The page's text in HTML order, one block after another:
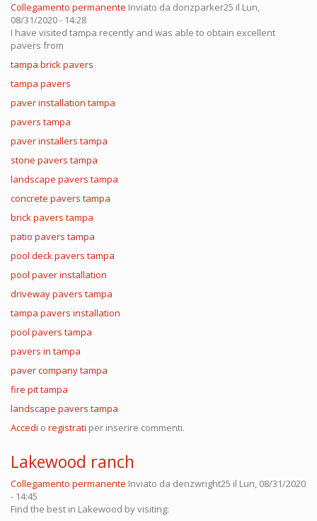
Collegamento permanente Inviato da donzparker25 il Lun,
08/31/2020 - 14:28
I have visited tampa recently and was able to obtain excellent
pavers from
tampa brick pavers
tampa pavers
paver installation tampa
pavers tampa
paver installers tampa
stone pavers tampa
landscape pavers tampa
concrete pavers tampa
brick pavers tampa
patio pavers tampa
pool deck pavers tampa
pool paver installation
driveway pavers tampa
tampa pavers installation
pool pavers tampa
pavers in tampa
paver company tampa
fire pit tampa
landscape pavers tampa
Accedi o registrati per inserire commenti.
Lakewood ranch
Collegamento permanente Inviato da denzwright25 il Lun, 08/31/2020
- 14:45
Find the best in Lakewood by visiting: